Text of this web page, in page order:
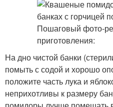
На дно чистой банки
помыть с содой и хорошо
положите часть лука и
неприхотливы к размеру